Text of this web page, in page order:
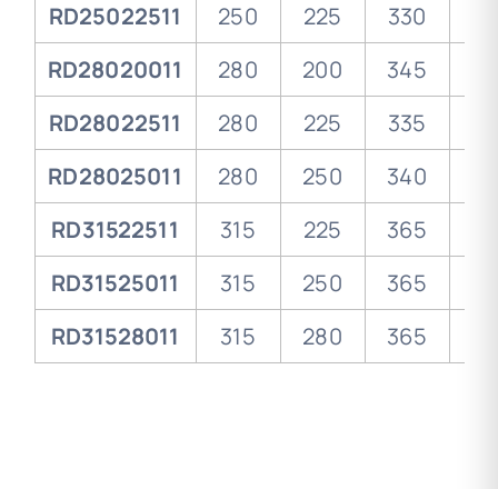
RD25022511
250 225 330
RD28020011
280 200 345
RD28022511
280 225 335
RD28025011
280 250 340
RD31522511
315 225 365
RD31525011
315 250 365
RD31528011
315 280 365